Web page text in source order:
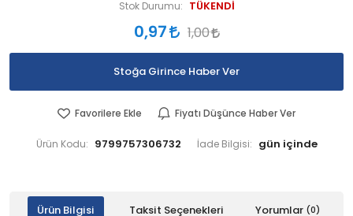
Stok Durumu: TÜKENDİ
0,97 1,00
Stoğa Girince Haber Ver
Favorilere Ekle Fiyatı Düşünce Haber Ver
Ürün Kodu: 9799757306732 İade Bilgisi:
Ürün Bilgisi Taksit Seçenekleri Yorumlar (0)